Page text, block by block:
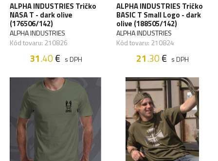
ALPHA INDUSTRIES Tričko
NASA T - dark olive
(176506/142)
ALPHA INDUSTRIES
Kód tovaru: 210826
31.40€ s DPH
ALPHA INDUSTRIES Tričko
BASIC T Small Logo - dark
olive (188505/142)
ALPHA INDUSTRIES
Kód tovaru: 210824
21.30€ s DPH